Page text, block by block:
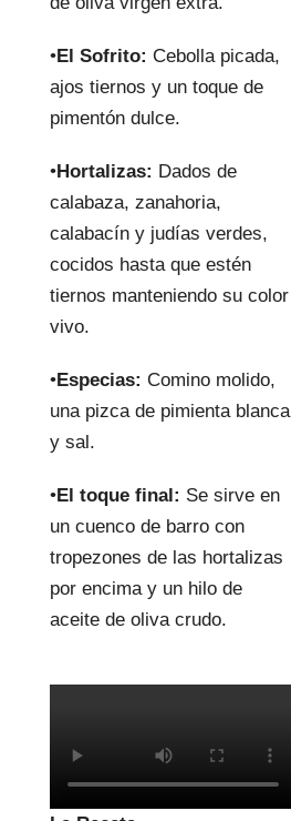
•El Sofrito: Cebolla picada,
ajos tiernos y un toque de
pimentón dulce.
•Hortalizas: Dados de
calabaza, zanahoria,
calabacín y judías verdes,
cocidos hasta que estén
tiernos manteniendo su color
vivo.
•Especias: Comino molido,
una pizca de pimienta blanca
y sal.
•El toque final: Se sirve en
un cuenco de barro con
tropezones de las hortalizas
por encima y un hilo de
aceite de oliva crudo.